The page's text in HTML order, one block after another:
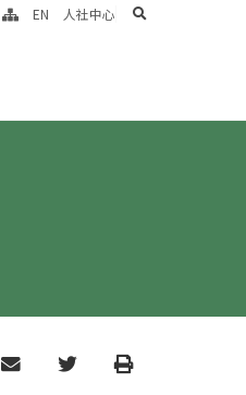
EN 人社中心 search
email TwitterPrint